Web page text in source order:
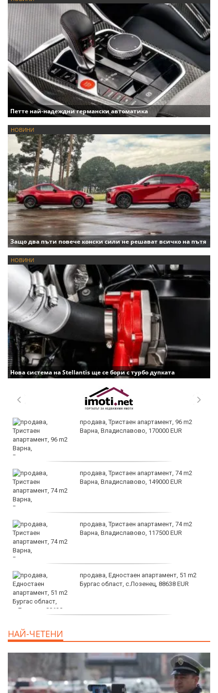
Петте най-надеждни германски автоматика
НОВИНИ
Защо два пъти повече конски сили не решават всичко на пътя
НОВИНИ
Нова система на Stellantis ще се бори с турбо дупката
продава, Тристаен апартамент, 96 m2
Варна, Владиславово, 170000 EUR
продава, Тристаен апартамент, 74 m2
Варна, Владиславово, 149000 EUR
продава, Тристаен апартамент, 74 m2
Варна, Владиславово, 117500 EUR
продава, Едностаен апартамент, 51 m2
Бургас област, с.Лозенец, 88638 EUR
EUR
НАЙ-ЧЕТЕНИ